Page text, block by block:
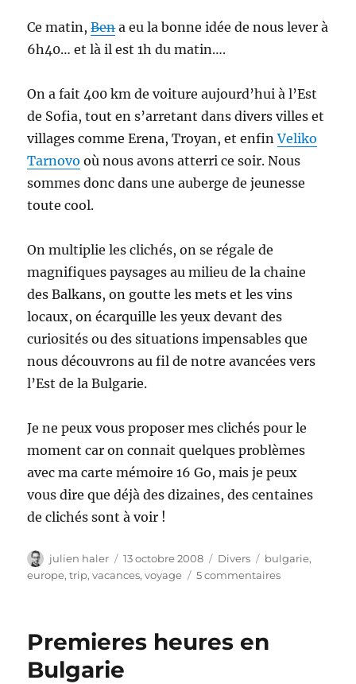
Ce matin,Bena eu la bonne idée de nous lever à
6h40… et là il est 1h du matin….
On a fait 400 km de voiture aujourd’hui à l’Est
de Sofia, tout en s’arretant dans divers villes et
villages comme Erena, Troyan, et enfinVeliko
Tarnovo où nous avons atterri ce soir. Nous
sommes donc dans une auberge de jeunesse
toute cool.
On multiplie les clichés, on se régale de
magnifiques paysages au milieu de la chaine
des Balkans, on goutte les mets et les vins
locaux, on écarquille les yeux devant des
curiosités ou des situations impensables que
nous découvrons au fil de notre avancées vers
l’Est de la Bulgarie.
Je ne peux vous proposer mes clichés pour le
moment car on connait quelques problèmes
avec ma carte mémoire 16 Go, mais je peux
vous dire que déjà des dizaines, des centaines
de clichés sont à voir !
Auteur
julien haler
Publié
le
13 octobre 2008 Catégories
Divers Étiquettes
bulgarie,
europe,trip,vacances,voyage 5 commentairessur
Premieres heures en
Bulgarie